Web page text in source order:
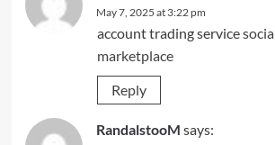
May 7, 2025 at 3:22 pm
account trading service
marketplace
Reply
RandalstooM says: